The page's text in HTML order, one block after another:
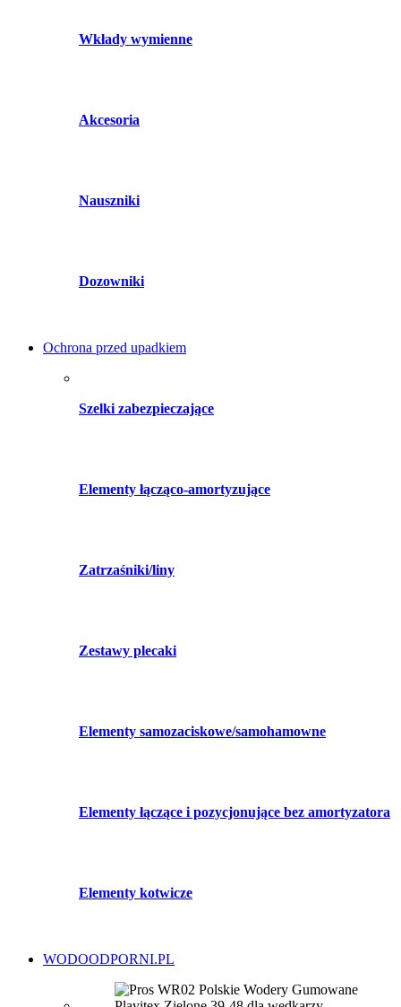
Wkłady wymienne
Akcesoria
Nauszniki
Dozowniki
Ochrona przed upadkiem
Szelki zabezpieczające
Elementy łącząco-amortyzujące
Zatrzaśniki/liny
Zestawy plecaki
Elementy samozaciskowe/samohamowne
Elementy łączące i pozycjonujące bez amortyzatora
Elementy kotwicze
WODOODPORNI.PL